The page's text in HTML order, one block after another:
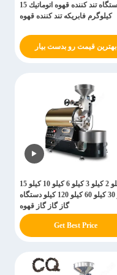
دستگاه تند كننده قهوه اتوماتيك 15
کيلوگرم فابريكه تند كننده قهوه
بهترین قیمت رو بدست بیار
1 کیلو 2 کیلو 3 کیلو 6 کیلو 10 کیلو 15
کیلو 30 کیلو 60 کیلو 120 کیلو دستگاه
گاز گاز گاز قهوه
Get Best Price